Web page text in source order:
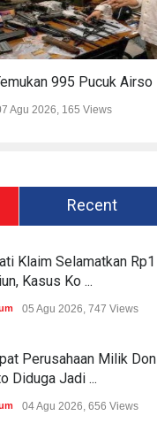
Agu 2026, 165 Views
Recent
Klaim Selamatkan Rp1
Kasus Ko ...
05 Agu 2026, 747 Views
Perusahaan Milik Don
Diduga Jadi ...
04 Agu 2026, 656 Views